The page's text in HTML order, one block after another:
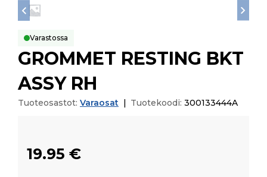
Varastossa
GROMMET RESTING BKT
ASSY RH
Tuoteosastot: Varaosat Tuotekoodi: 300133444A
19.95 €